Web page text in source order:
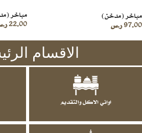
مباخر (مدخن)
97.00ر.س
مباخر
22.00
الاقسام
اواني الاكل والتقديم